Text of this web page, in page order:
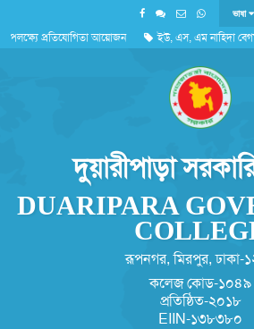
প্রতিযোগিতা আয়োজন ইউ, এস, এম নাহিদা
ভাষা
দুয়ারীপাড়া
DUARIPARA
রূপনগর, মিরপুর, ঢাকা-
কলেজ কোড-১০৪৯
প্রতিষ্ঠিত-২০১৮
EIIN-১৩৮৩৮০